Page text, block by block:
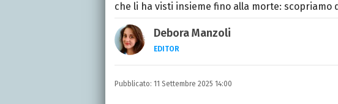
che li ha visti insieme fino alla morte: scopriamo
Debora Manzoli
EDITOR
LINKEDIN
INSTAGRAM FACEBOOK SITO
Scrittrice, copywriter, editor e
Lettere, Cinema e Tv. Ha due libri
Pubblicato: 11 Settembre 2025 14:00